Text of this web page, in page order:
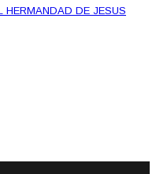
HERMANDAD DE JESUS